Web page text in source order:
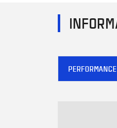
PERFORMANCE